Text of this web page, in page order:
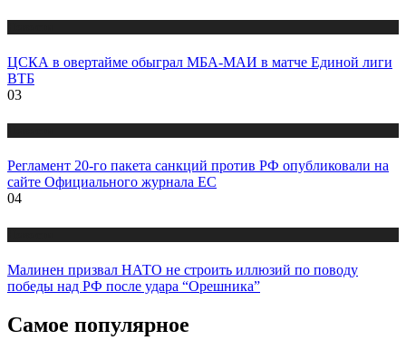
ЦСКА в овертайме обыграл МБА-МАИ в матче Единой лиги
ВТБ
03
Регламент 20-го пакета санкций против РФ опубликовали на
сайте Официального журнала ЕС
04
Малинен призвал НАТО не строить иллюзий по поводу
победы над РФ после удара “Орешника”
Самое популярное